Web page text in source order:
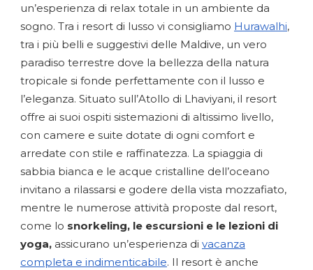
un’esperienza di relax totale in un ambiente da
sogno. Tra i resort di lusso vi consigliamo Hurawalhi,
tra i più belli e suggestivi delle Maldive, un vero
paradiso terrestre dove la bellezza della natura
tropicale si fonde perfettamente con il lusso e
l’eleganza. Situato sull’Atollo di Lhaviyani, il resort
offre ai suoi ospiti sistemazioni di altissimo livello,
con camere e suite dotate di ogni comfort e
arredate con stile e raffinatezza. La spiaggia di
sabbia bianca e le acque cristalline dell’oceano
invitano a rilassarsi e godere della vista mozzafiato,
mentre le numerose attività proposte dal resort,
come lo snorkeling, le escursioni e le lezioni di
yoga, assicurano un’esperienza di vacanza
completa e indimenticabile. Il resort è anche